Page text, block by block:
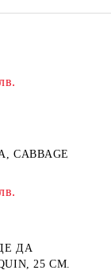
CABBAGE
ДА
25 СМ.